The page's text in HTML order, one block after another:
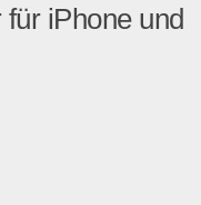
iPhone und